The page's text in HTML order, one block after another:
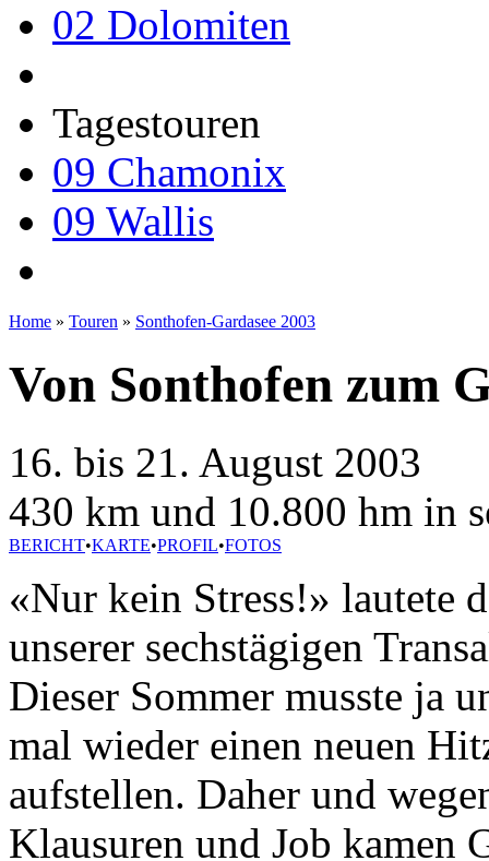
02 Dolomiten
Tagestouren
09 Chamonix
09 Wallis
Home » Touren » Sonthofen-Gardasee 2003
Von Sonthofen zum
16. bis 21. August 2003
430 km und 10.800 hm in
BERICHT•KARTE•PROFIL•FOTOS
«Nur kein Stress!» lautete
unserer sechstägigen
Dieser Sommer musste ja
mal wieder einen neuen
aufstellen. Daher und
Klausuren und Job kamen